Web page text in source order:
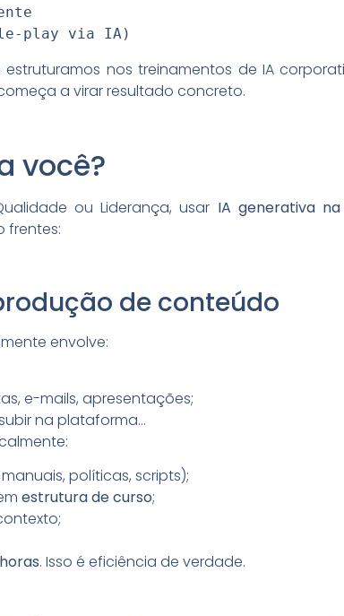
play via IA)
nos treinamentos de IA
a virar resultado concreto.
você?
ou Liderança, usar IA generativa
frentes:
de conteúdo
envolve:
e-mails, apresentações;
na plataforma…
políticas, scripts);
estrutura de curso;
horas. Isso é eficiência de verdade.